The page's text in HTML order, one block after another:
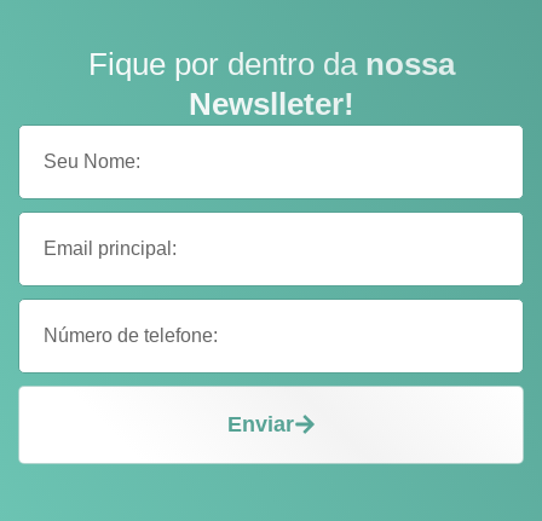
Fique por dentro da nossa
Newslleter!
Enviar